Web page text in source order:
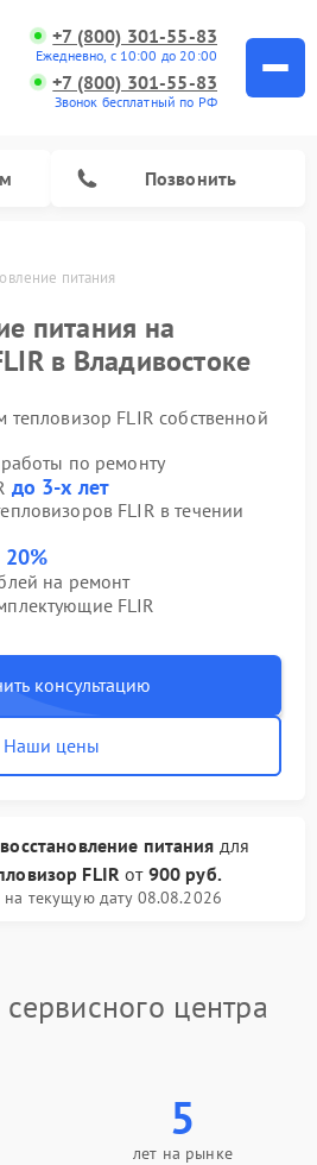
+7 (800) 301-55-83
Ежедневно, с 10:00 до 20:00
+7 (800) 301-55-83
Звонок бесплатный по РФ
Позвонить
питания
питания на
в Владивостоке
тепловизор FLIR собственной
по ремонту
до 3-х лет
FLIR в течении
20%
на ремонт
FLIR
консультацию
Наши цены
восстановление питания для
FLIR от 900 руб.
на текущую дату 08.08.2026
центра
5
лет на рынке